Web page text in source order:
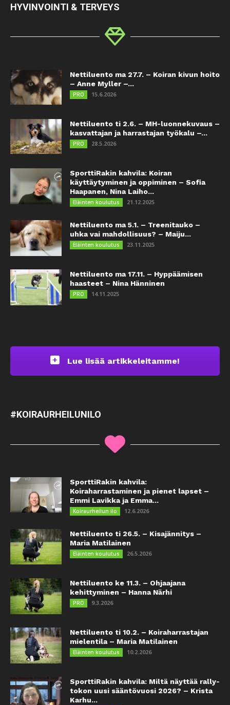
HYVINVOINTI & TERVEYS
Nettiluento ma 27.7. – Koiran kivun hoito
– Anne Myller –...
PRO 15.6.2026
Nettiluento ti 2.6. – MH-luonnekuvaus –
kasvattajan ja harrastajan työkalu –...
PRO 28.5.2026
SporttiRakin kahvila: Koiran
käyttäytyminen ja oppiminen – Sofia
Haapanen, Nina Laiho...
Eläinten koulutus 21.12.2025
Nettiluento ma 5.1. – Treenitauko –
uhka vai mahdollisuus? – Maiju...
Eläinten koulutus 23.11.2025
Nettiluento ma 17.11. – Hyppäämisen
haasteet – Nina Hänninen
PRO 14.11.2025
Lue lisää artikkeleitamme!
#KOIRAURHEILUNILO
SporttiRakin kahvila:
Koiraharrastaminen ja pienet lapset –
Emmi Lavikka ja Emma...
Koiraurheilun ilo 12.6.2026
Nettiluento ti 26.5. – Kisajännitys –
Maria Matilainen
Eläinten koulutus 26.5.2026
Nettiluento ke 11.3. – Ohjaajana
kehittyminen – Hanna Närhi
PRO 9.3.2026
Nettiluento ti 10.2. – Koiraharrastajan
mielentila – Maria Matilainen
Eläinten koulutus 10.2.2026
SporttiRakin kahvila: Miltä näyttää rally-
tokon uusi sääntövuosi 2026? – Krista
Karhu...